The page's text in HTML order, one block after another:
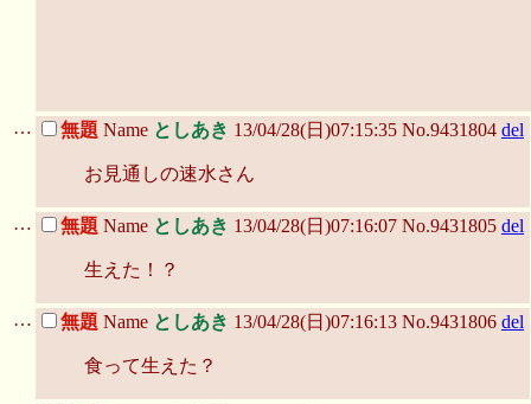
… 無題 Name としあき 13/04/28(日)07:15:35 No.9431804 del
お見通しの速水さん
… 無題 Name としあき 13/04/28(日)07:16:07 No.9431805 del
生えた！？
… 無題 Name としあき 13/04/28(日)07:16:13 No.9431806 del
食って生えた？